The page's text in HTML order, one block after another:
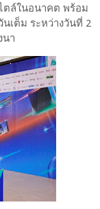
ตล์ในอนาคต พร้อม
เต็ม ระหว่างวันที่ 2
นา